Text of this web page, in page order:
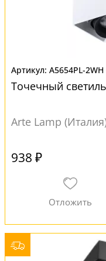
A5654PL-2WH
Точечный
Arte Lamp
938 ₽